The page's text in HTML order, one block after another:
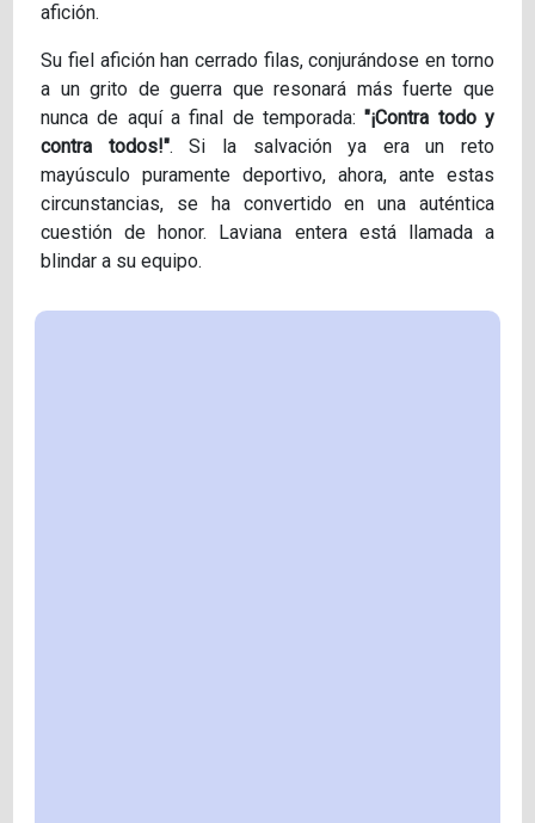
afición.
Su fiel afición han cerrado filas, conjurándose en torno
a un grito de guerra que resonará más fuerte que
nunca de aquí a final de temporada:"¡Contra todo y
contra todos!". Si la salvación ya era un reto
mayúsculo puramente deportivo, ahora, ante estas
circunstancias, se ha convertido en una auténtica
cuestión de honor. Laviana entera está llamada a
blindar a su equipo.